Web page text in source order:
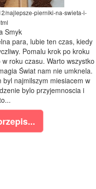
najlepsze-pierniki-na-swieta-i-
Smyk
para, lubie ten czas, kiedy
Pomalu krok po kroku
roku czasu. Warto wszystko
Świat nam nie umknela.
najmilszym miesiacem w
bylo przyjemnoscia i